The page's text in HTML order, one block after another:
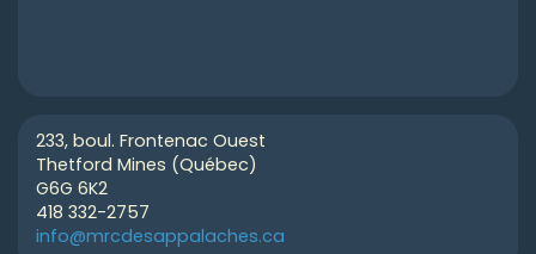
233, boul. Frontenac Ouest
Thetford Mines (Québec)
G6G 6K2
418 332-2757
info@mrcdesappalaches.ca